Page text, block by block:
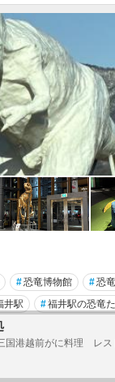
#恐竜博物館 #恐
井駅 #福井駅の恐竜
国港越前がに料理 レス